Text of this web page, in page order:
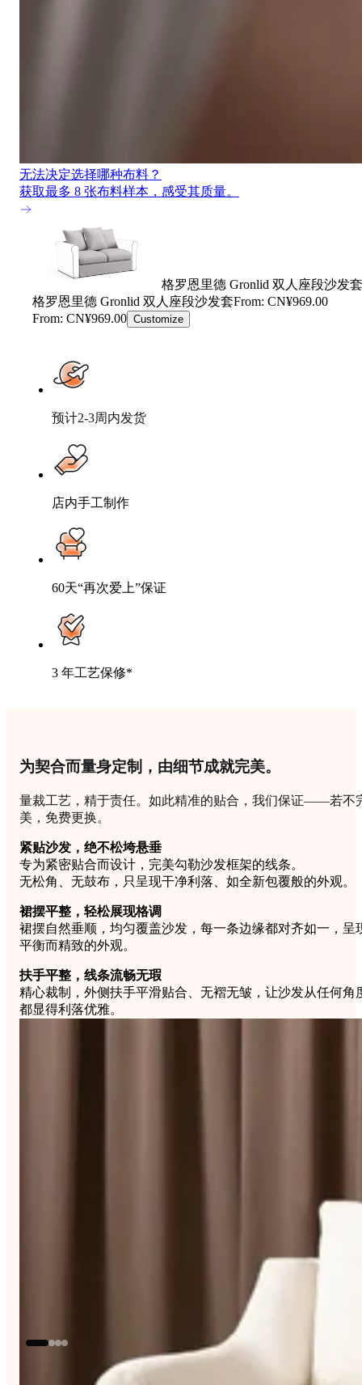
无法决定选择哪种布料？
获取最多 8 张布料样本，感受其质量。
格罗恩里德 Gronlid 双人座段沙发套
格罗恩里德 Gronlid 双人座段沙发套From: CN¥969.00
From: CN¥969.00 Customize
预计2-3周内发货
店内手工制作
60天“再次爱上”保证
3 年工艺保修*
为契合而量身定制，由细节成就完美。
量裁工艺，精于责任。如此精准的贴合，我们保证——若不
美，免费更换。
紧贴沙发，绝不松垮悬垂
专为紧密贴合而设计，完美勾勒沙发框架的线条。
无松角、无鼓布，只呈现干净利落、如全新包覆般的外观。
裙摆平整，轻松展现格调
裙摆自然垂顺，均匀覆盖沙发，每一条边缘都对齐如一，呈
平衡而精致的外观。
扶手平整，线条流畅无瑕
精心裁制，外侧扶手平滑贴合、无褶无皱，让沙发从任何角
都显得利落优雅。